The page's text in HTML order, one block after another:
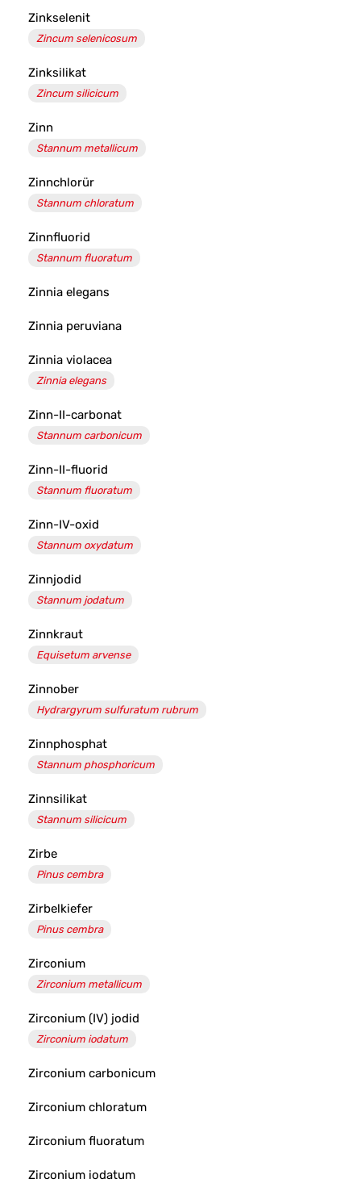
Zinkselenit
Zincum selenicosum
Zinksilikat
Zincum silicicum
Zinn
Stannum metallicum
Zinnchlorür
Stannum chloratum
Zinnfluorid
Stannum fluoratum
Zinnia elegans
Zinnia peruviana
Zinnia violacea
Zinnia elegans
Zinn-II-carbonat
Stannum carbonicum
Zinn-II-fluorid
Stannum fluoratum
Zinn-IV-oxid
Stannum oxydatum
Zinnjodid
Stannum jodatum
Zinnkraut
Equisetum arvense
Zinnober
Hydrargyrum sulfuratum rubrum
Zinnphosphat
Stannum phosphoricum
Zinnsilikat
Stannum silicicum
Zirbe
Pinus cembra
Zirbelkiefer
Pinus cembra
Zirconium
Zirconium metallicum
Zirconium (IV) jodid
Zirconium iodatum
Zirconium carbonicum
Zirconium chloratum
Zirconium fluoratum
Zirconium iodatum